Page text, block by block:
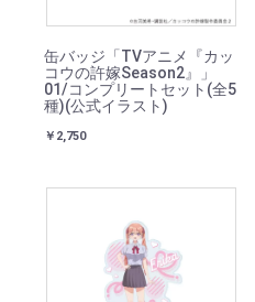
缶バッジ「TVアニメ『カッ
コウの許嫁Season2』」
01/コンプリートセット(全5
種)(公式イラスト)
￥2,750